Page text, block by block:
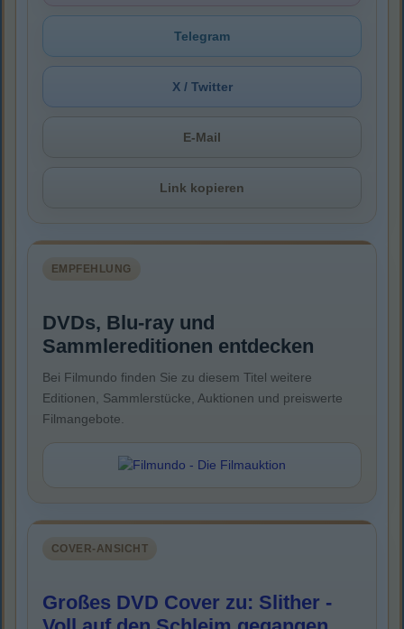
Telegram
X / Twitter
E-Mail
Link kopieren
EMPFEHLUNG
DVDs, Blu-ray und
Sammlereditionen entdecken
Bei Filmundo finden Sie zu diesem Titel weitere
Editionen, Sammlerstücke, Auktionen und preiswerte
Filmangebote.
COVER-ANSICHT
Großes DVD Cover zu: Slither -